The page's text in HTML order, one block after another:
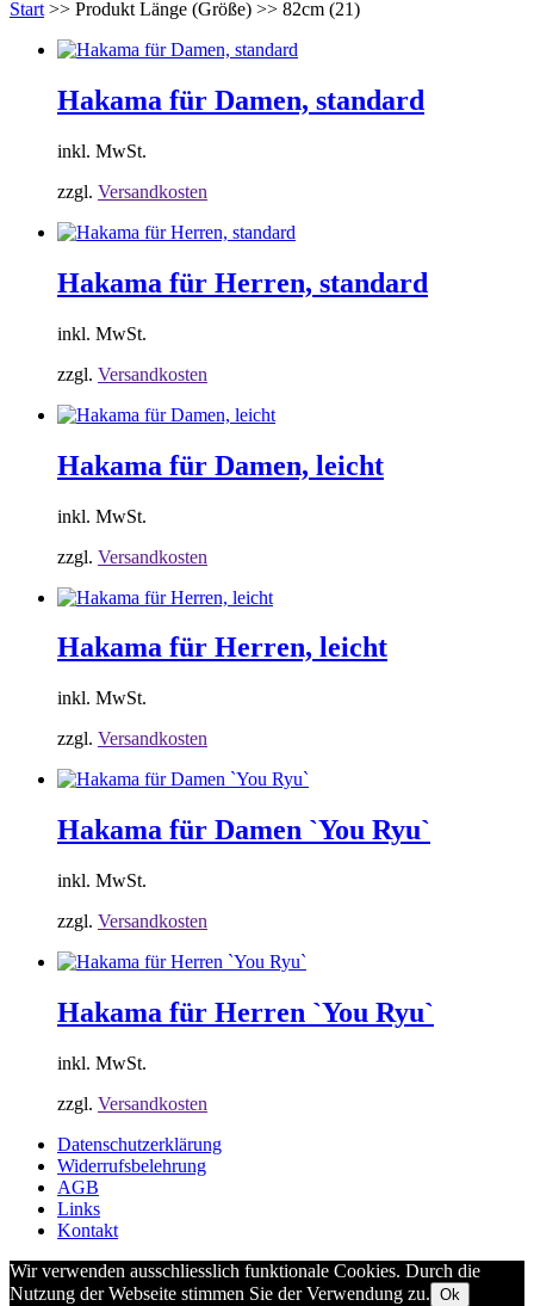
Start >> Produkt Länge (Größe) >> 82cm (21)
Hakama für Damen, standard
inkl. MwSt.
zzgl. Versandkosten
Hakama für Herren, standard
inkl. MwSt.
zzgl. Versandkosten
Hakama für Damen, leicht
inkl. MwSt.
zzgl. Versandkosten
Hakama für Herren, leicht
inkl. MwSt.
zzgl. Versandkosten
Hakama für Damen `You Ryu`
inkl. MwSt.
zzgl. Versandkosten
Hakama für Herren `You Ryu`
inkl. MwSt.
zzgl. Versandkosten
Datenschutzerklärung
Widerrufsbelehrung
AGB
Links
Kontakt
Wir verwenden ausschliesslich funktionale Cookies. Durch die
Nutzung der Webseite stimmen Sie der Verwendung zu. Ok